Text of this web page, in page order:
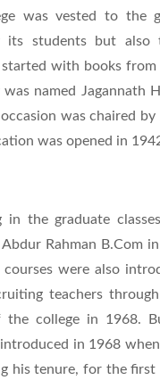
was vested to the
its students but
with books
named Jagannath
was chaired by
was opened in
the graduate
Rahman B.Com
were also
teachers
college in 1968.
in 1968
his tenure, for the first